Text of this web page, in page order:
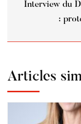
Interview du
:
Articles